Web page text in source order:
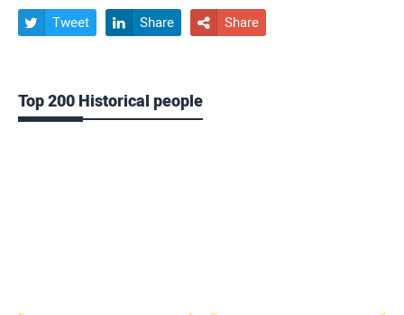
 Tweet  Share  Share
Top 200 Historical people